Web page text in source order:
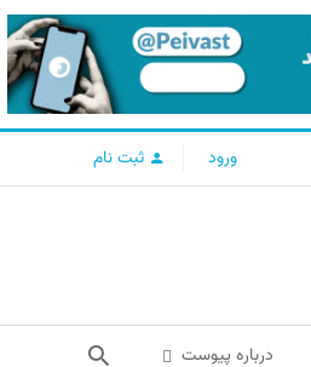
ورود ثبت نام
درباره پیوست